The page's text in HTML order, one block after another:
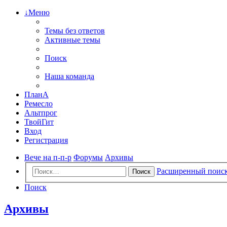
↓Меню
Темы без ответов
Активные темы
Поиск
Наша команда
ПланА
Ремесло
Альтпрог
ТвойГит
Вход
Регистрация
Вече на п-п-р Форумы Архивы
Поиск
Расширенный
Поиск
Архивы